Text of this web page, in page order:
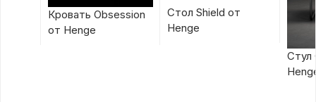
Кровать Obsession
от Henge
Стол Shield от
Henge
Стул